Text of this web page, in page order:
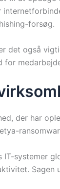
forsøg.
det også
der har
IT-systemer